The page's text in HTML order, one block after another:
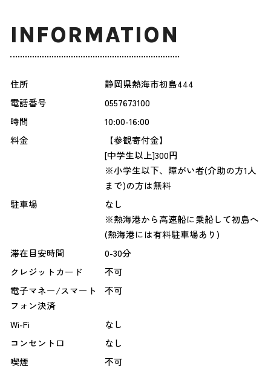
INFORMATION
住所
静岡県熱海市初島444
電話番号
0557673100
時間
10:00-16:00
料金
【参観寄付金】
[中学生以上]300円
※小学生以下、障がい者(介助の方1人
まで)の方は無料
駐車場
なし
※熱海港から高速船に乗船して初島へ
(熱海港には有料駐車場あり)
滞在目安時間
0-30分
クレジットカード
不可
電子マネー/スマート
フォン決済
不可
Wi-Fi
なし
コンセント口
なし
喫煙
不可